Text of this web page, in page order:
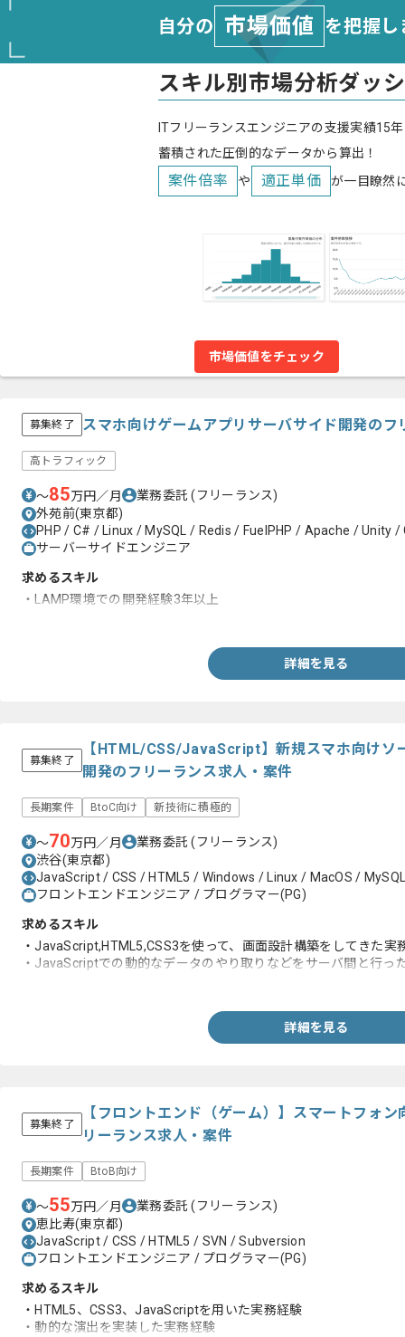
自分の 市場価値 を把握
スキル別市場分析ダッ
ITフリーランスエンジニアの支援実績15
蓄積された圧倒的なデータから算出！
案件倍率 や 適正単価 が一目瞭然
市場価値をチェック
募集終了 スマホ向けゲームアプリサーバサイド開発のフ
高トラフィック
〜85万円／月 業務委託(フリーランス)
外苑前(東京都)
PHP / C# / Linux / MySQL / Redis / FuelPHP / Apache / Unity
サーバーサイドエンジニア
求めるスキル
・LAMP環境での開発経験3年以上
詳細を見る
募集終了
【HTML/CSS/JavaScript】新規スマホ向けソ
開発のフリーランス求人・案件
長期案件 BtoC向け 新技術に積極的
〜70万円／月 業務委託(フリーランス)
渋谷(東京都)
JavaScript / CSS / HTML5 / Windows / Linux / MacOS /
フロントエンドエンジニア / プログラマー(PG)
求めるスキル
・JavaScript,HTML5,CSS3を使って、画面設計構築をしてきた実
・JavaScriptでの動的なデータのやり取りなどをサーバ間と行っ
詳細を見る
募集終了
【フロントエンド（ゲーム）】スマートフォ
リーランス求人・案件
長期案件 BtoB向け
〜55万円／月 業務委託(フリーランス)
恵比寿(東京都)
JavaScript / CSS / HTML5 / SVN / Subversion
フロントエンドエンジニア / プログラマー(PG)
求めるスキル
・HTML5、CSS3、JavaScriptを用いた実務経験
・動的な演出を実装した実務経験